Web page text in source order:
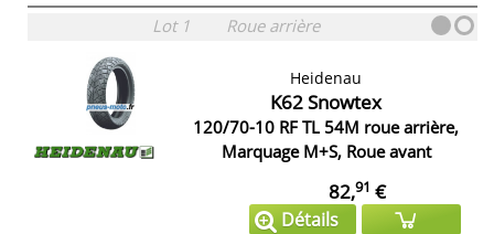
Lot 1 Roue arrière
Heidenau
K62 Snowtex
120/70-10 RF TL 54M roue arrière,
Marquage M+S, Roue avant
82,91 €
Détails